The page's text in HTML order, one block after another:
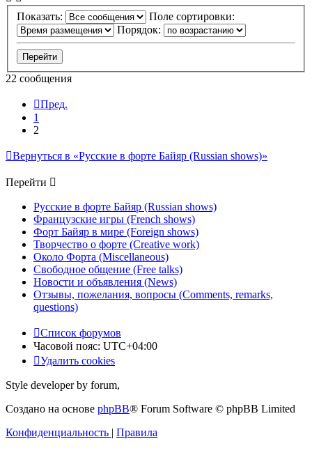
Показать:
Поле сортировки:
Порядок:
22 сообщения
Пред.
1
2
Вернуться в «Русские в форте Байяр (Russian shows)»
Перейти
Русские в форте Байяр (Russian shows)
Французские игры (French shows)
Форт Байяр в мире (Foreign shows)
Творчество о форте (Creative work)
Около Форта (Miscellaneous)
Свободное общение (Free talks)
Новости и объявления (News)
Отзывы, пожелания, вопросы (Comments, remarks,
questions)
Список форумов
Часовой пояс: UTC+04:00
Удалить cookies
Style developer by forum,
Создано на основе phpBB® Forum Software © phpBB Limited
Конфиденциальность | Правила